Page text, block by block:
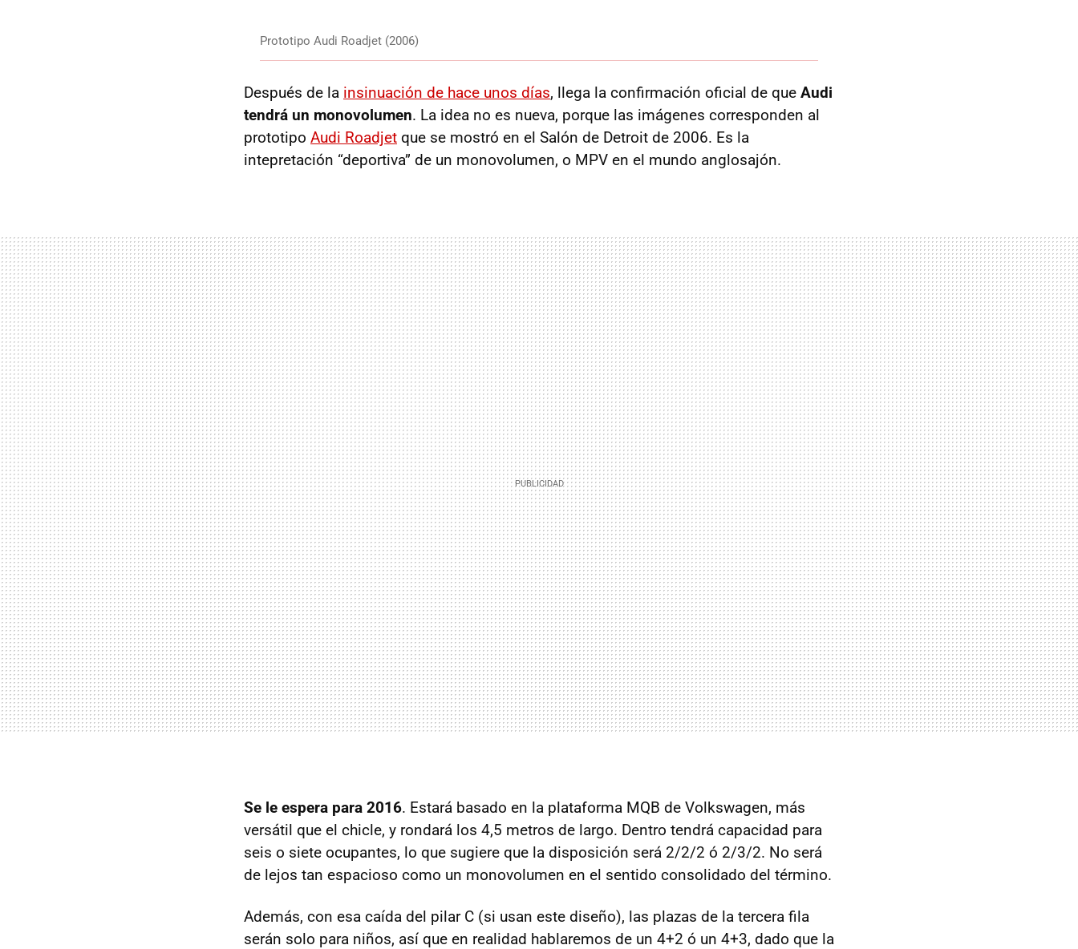
Prototipo Audi Roadjet (2006)
Después de la insinuación de hace unos días, llega la confirmación oficial de que Audi
tendrá un monovolumen. La idea no es nueva, porque las imágenes corresponden al
prototipo Audi Roadjet que se mostró en el Salón de Detroit de 2006. Es la
intepretación “deportiva” de un monovolumen, o MPV en el mundo anglosajón.
Se le espera para 2016. Estará basado en la plataforma MQB de Volkswagen, más
versátil que el chicle, y rondará los 4,5 metros de largo. Dentro tendrá capacidad para
seis o siete ocupantes, lo que sugiere que la disposición será 2/2/2 ó 2/3/2. No será
de lejos tan espacioso como un monovolumen en el sentido consolidado del término.
Además, con esa caída del pilar C (si usan este diseño), las plazas de la tercera fila
serán solo para niños, así que en realidad hablaremos de un 4+2 ó un 4+3, dado que la